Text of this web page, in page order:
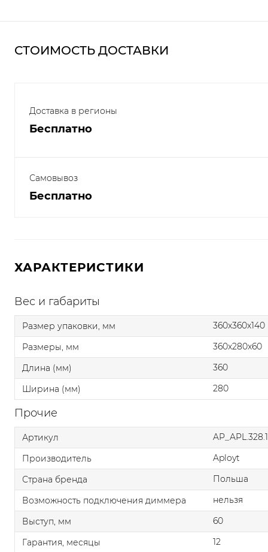
СТОИМОСТЬ ДОСТАВКИ
Доставка в регионы
Бесплатно
Самовывоз
Бесплатно
ХАРАКТЕРИСТИКИ
Вес и габариты
Размер упаковки, мм
360x360x140
Размеры, мм
360x280x60
Длина (мм)
360
Ширина (мм)
280
Прочие
Артикул
Производитель
Aployt
Страна бренда
Польша
Возможность подключения диммера
нельзя
Выступ, мм
60
Гарантия, месяцы
12